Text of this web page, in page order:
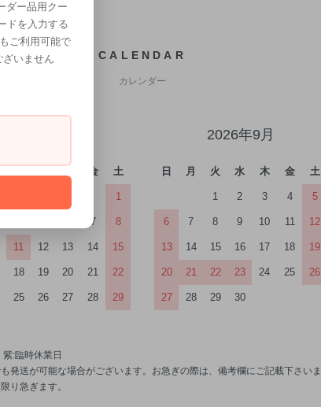
CALENDAR
カレンダー
金 土
1
7 8
11 12 13 14 15
18 19 20 21 22
25 26 27 28 29
2026年9月
日 月 火 水 木 金 土
1 2 3 4 5
6 7 8 9 10 11 12
13 14 15 16 17 18 19
20 21 22 23 24 25 26
27 28 29 30
:臨時休業日
発送が可能な場合がございます。お急ぎの際は、備考欄にご記載下さいま
り急ぎます。
ダー品用クー
ドを入力する
ご利用可能で
いません